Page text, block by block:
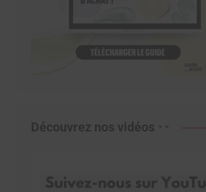
Découvrez nos vidéos